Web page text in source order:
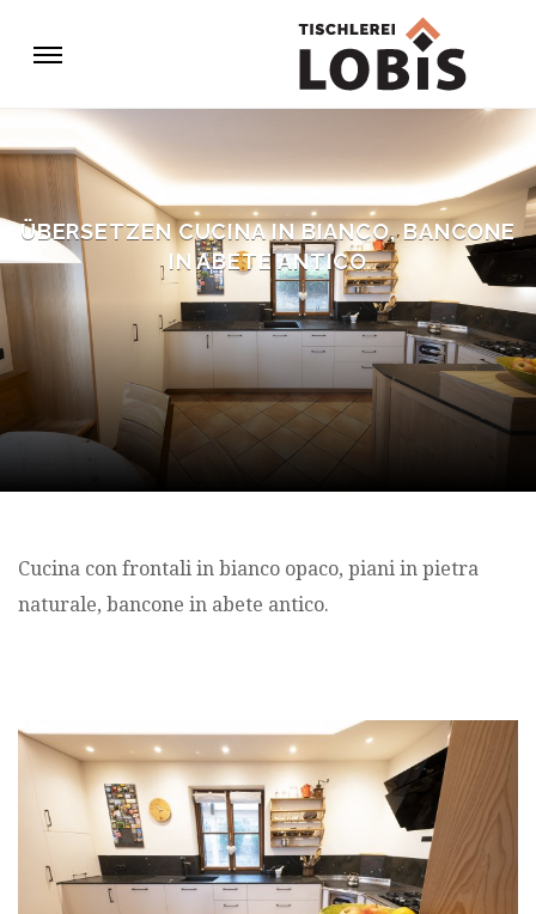
ÜBERSETZEN CUCINA IN BIANCO, BANCONE
IN ABETE ANTICO
Cucina con frontali in bianco opaco, piani in pietra
naturale, bancone in abete antico.